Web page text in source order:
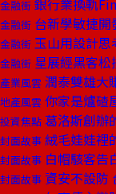
金融街 銀行業換軌
金融街 台新學敏捷
金融街 玉山用設計
金融街 星展經黑客
產業風雲 潤泰雙雄
地產風雲 你家是爐碴
投資焦點 葛洛斯創
封面故事 絨毛娃娃裡
封面故事 白帽駭客
封面故事 資安不設防